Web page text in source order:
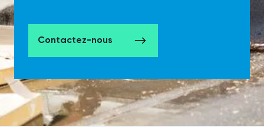
Contactez-nous